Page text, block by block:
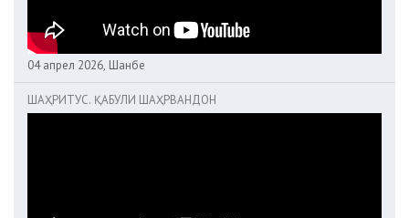
04 апрел 2026, Шанбе
ШАҲРИТУС. ҚАБУЛИ ШАҲРВАНДОН